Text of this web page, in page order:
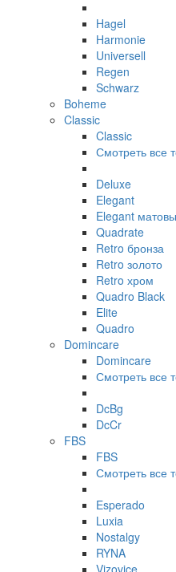
Hagel
Harmonie
Universell
Regen
Schwarz
Boheme
Classic
Classic
Смотреть все
Deluxe
Elegant
Elegant
Quadrate
Retro бронза
Retro золото
Retro хром
Quadro Black
Elite
Quadro
Domincare
Domincare
Смотреть все
DcBg
DcCr
FBS
FBS
Смотреть все
Esperado
Luxia
Nostalgy
RYNA
Vizovice